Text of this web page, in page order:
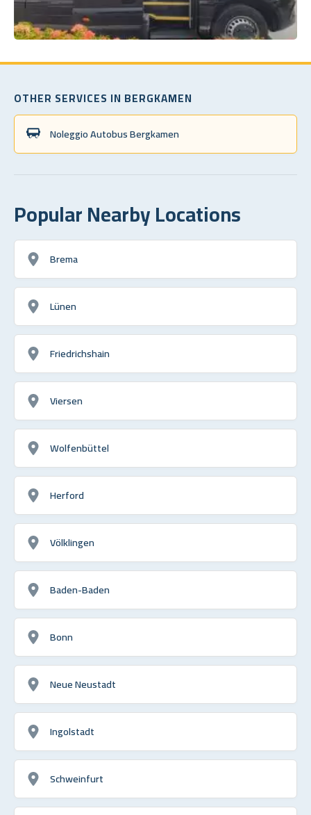
OTHER SERVICES IN BERGKAMEN
Noleggio Autobus Bergkamen
Popular Nearby Locations
Brema
Lünen
Friedrichshain
Viersen
Wolfenbüttel
Herford
Völklingen
Baden-Baden
Bonn
Neue Neustadt
Ingolstadt
Schweinfurt